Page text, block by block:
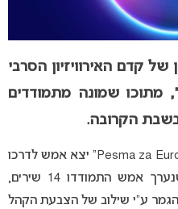
קדם האירוויזיון הסרבי
“Pesma za Euroviziju 2024”, מתוכו שמונה מתמודדים
הקרובה.
קדם האירוויזיון הסרבי “Pesma za Euroviziju 2024” יצא אמש לדרכו
עם חצי הגמר הראשון. במופע שנערך אמש התמודדו 14 שירים,
ע”י שילוב של הצבעת הקהל